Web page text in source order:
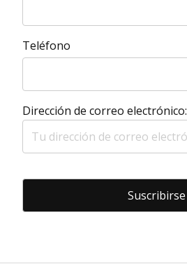
Teléfono
Dirección de correo electrónico: